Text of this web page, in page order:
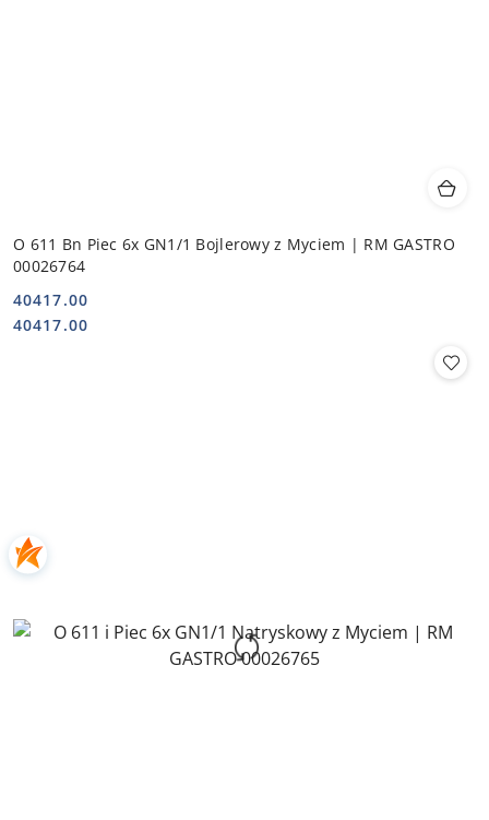
O 611 Bn Piec 6x GN1/1 Bojlerowy z Myciem | RM GASTRO
00026764
Cena:
40417.00
Cena:
40417.00